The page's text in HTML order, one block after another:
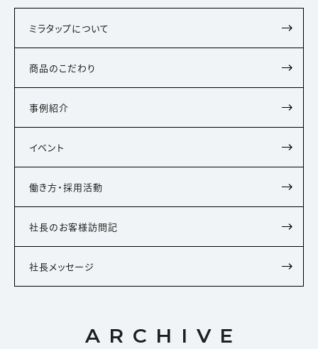
ミラタップについて
商品のこだわり
事例紹介
イベント
働き方・採用活動
社長のお客様訪問記
社長メッセージ
ARCHIVE